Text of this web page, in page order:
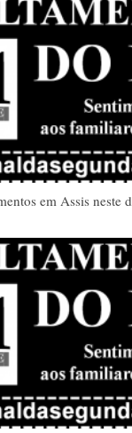
em Assis neste